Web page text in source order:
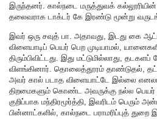
இருந்தனர். கால்நடை மருத்துவக்
தலைவராக டாக்டர் கே இரண்டு மூன்று
இவர் ஒரு சவுத் பா. அதாவது, இடது கை
விளையாடிப் பெயர் பெற முடியாமல்,
திரும்பிவிட்டது. இது மட்டுமில்லாது, தடகளப்
விளங்கினார். தொலைத்தூரம் தாண்டுதல்,
அவர் கால் படாத விளையாட்டே இல்லை
திறமைகளும் கொண்ட அவருக்கு நல்ல பெயர்
குறிப்பாக மந்திரமூர்த்தி, இவரிடம் பெரும்
பின்னாட்களில், கால்நடை பராமரிப்புத் துறை